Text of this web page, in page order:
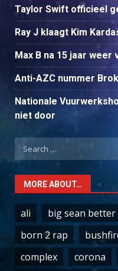
Taylor Swift officieel
Ray J klaagt Kim
Max B na 15 jaar weer
Anti-AZC nummer
Nationale
niet door
Search
for:
MORE ABOUT…
ali big sean
born 2 rap
complex
corona